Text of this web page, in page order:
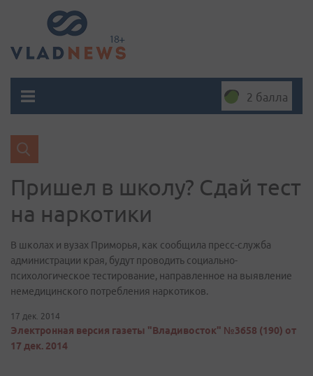
2 балла
Пришел в школу? Сдай тест
на наркотики
В школах и вузах Приморья, как сообщила пресс-служба
администрации края, будут проводить социально-
психологическое тестирование, направленное на выявление
немедицинского потребления наркотиков.
17 дек. 2014
Электронная версия газеты "Владивосток" №3658 (190) от
17 дек. 2014